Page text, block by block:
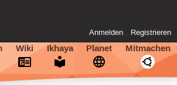
Anmelden Registrieren
Wiki Ikhaya Planet Mitmachen